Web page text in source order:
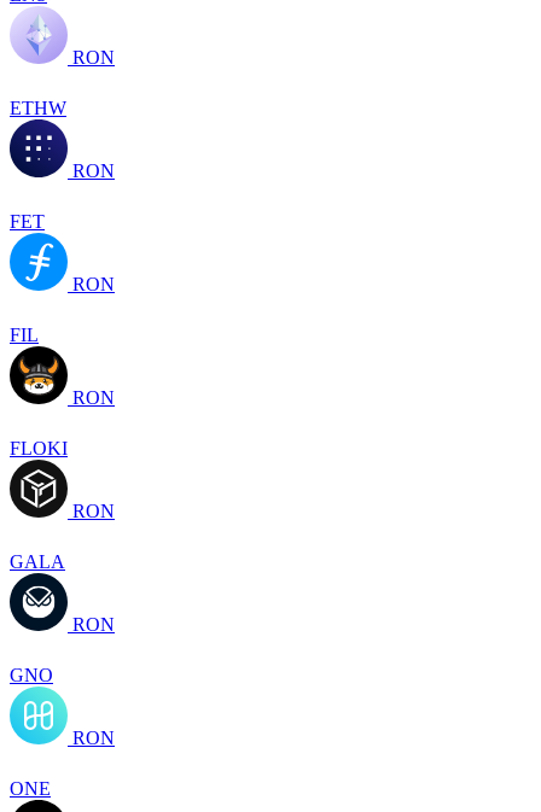
RON
ETHW
RON
FET
RON
FIL
RON
FLOKI
RON
GALA
RON
GNO
RON
ONE